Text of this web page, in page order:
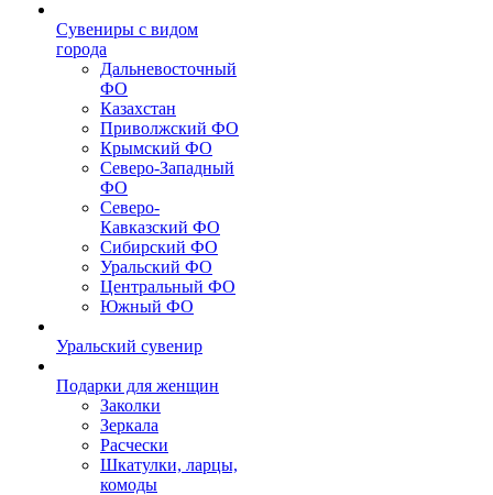
Сувениры с видом
города
Дальневосточный
ФО
Казахстан
Приволжский ФО
Крымский ФО
Северо-Западный
ФО
Северо-
Кавказский ФО
Сибирский ФО
Уральский ФО
Центральный ФО
Южный ФО
Уральский сувенир
Подарки для женщин
Заколки
Зеркала
Расчески
Шкатулки, ларцы,
комоды